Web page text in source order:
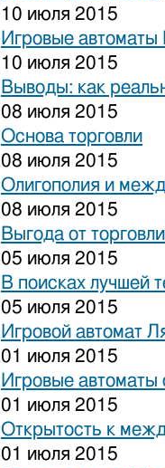
10 июля 2015
Игровые
10 июля 2015
Выводы: как
08 июля 2015
Основа торговли
08 июля 2015
Олигополия и
08 июля 2015
Выгода от
05 июля 2015
В поисках лучшей
05 июля 2015
Игровой автомат
01 июля 2015
Игровые автоматы
01 июля 2015
Открытость к
01 июля 2015